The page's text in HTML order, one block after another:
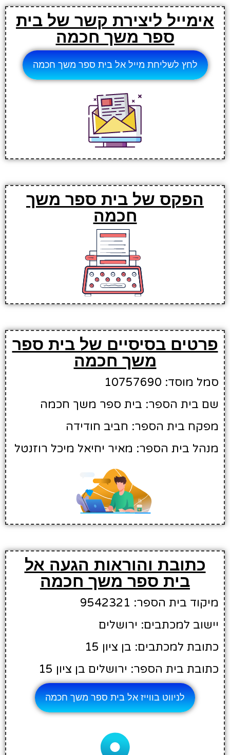
אימייל ליצירת קשר של בית
ספר משך חכמה
לחץ לשליחת מייל אל בית ספר משך חכמה
הפקס של בית ספר משך
חכמה
פרטים בסיסיים של בית ספר
משך חכמה
סמל מוסד: 10757690
שם בית הספר: בית ספר משך חכמה
מפקח בית הספר: חביב חודידה
מנהל בית הספר: מאיר יחיאל מיכל רוזנטל
כתובת והוראות הגעה אל
בית ספר משך חכמה
מיקוד בית הספר: 9542321
יישוב למכתבים: ירושלים
כתובת למכתבים: בן ציון 15
כתובת בית הספר: ירושלים בן ציון 15
לניווט בווייז אל בית ספר משך חכמה